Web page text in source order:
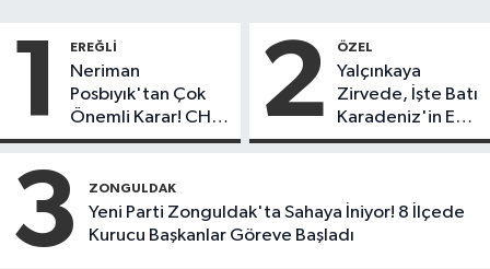
1 EREĞLI
Neriman
Posbıyık'tan Çok
Önemli Karar! CHP
mi Yeni Parti mi?
2 ÖZEL
Yalçınkaya
Zirvede, İşte Batı
Karadeniz'in En
Başarılı Belediye
3 ZONGULDAK
Yeni Parti Zonguldak'ta Sahaya İniyor! 8 İlçede
Kurucu Başkanlar Göreve Başladı